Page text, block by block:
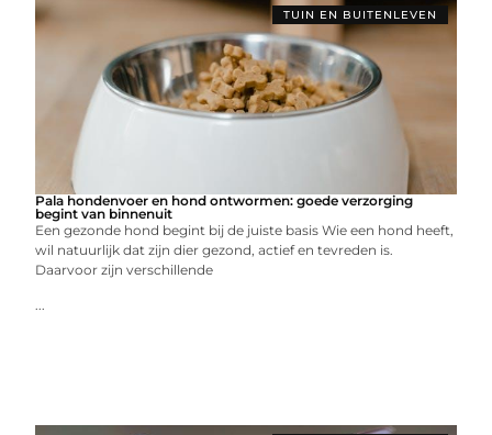
TUIN EN BUITENLEVEN
Pala hondenvoer en hond ontwormen: goede verzorging
begint van binnenuit
Een gezonde hond begint bij de juiste basis Wie een hond heeft,
wil natuurlijk dat zijn dier gezond, actief en tevreden is.
Daarvoor zijn verschillende
...